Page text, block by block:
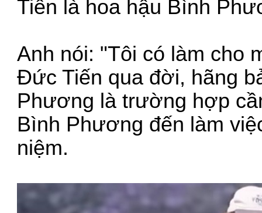
Tiến là hoa hậu Bình
Anh nói: "Tôi có làm cho
Đức Tiến qua đời, hãng
Phương là trường hợp
Bình Phương đến làm
niệm.